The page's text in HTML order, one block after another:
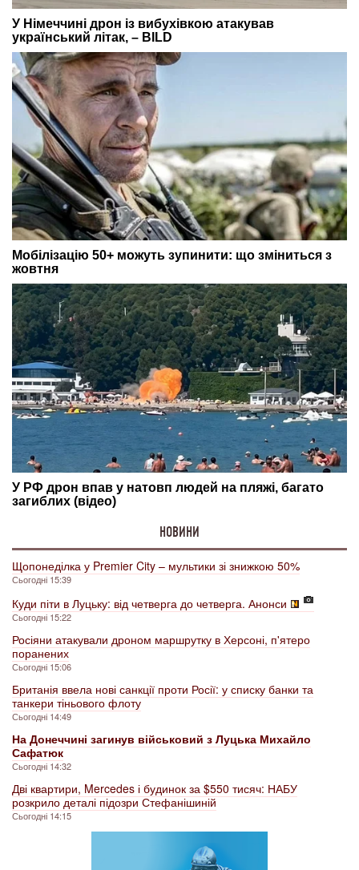
НОВИНИ
Щопонеділка у Premier City – мультики зі знижкою 50%
Сьогодні 15:39
Куди піти в Луцьку: від четверга до четверга. Анонси
Сьогодні 15:22
Росіяни атакували дроном маршрутку в Херсоні, п'ятеро
поранених
Сьогодні 15:06
Британія ввела нові санкції проти Росії: у списку банки та
танкери тіньового флоту
Сьогодні 14:49
На Донеччині загинув військовий з Луцька Михайло
Сафатюк
Сьогодні 14:32
Дві квартири, Mercedes і будинок за $550 тисяч: НАБУ
розкрило деталі підозри Стефанішиній
Сьогодні 14:15